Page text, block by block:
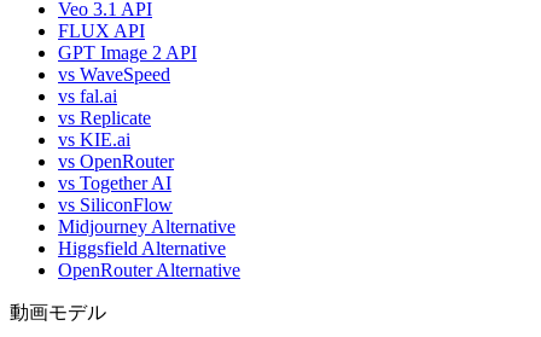
Veo 3.1 API
FLUX API
GPT Image 2 API
vs WaveSpeed
vs fal.ai
vs Replicate
vs KIE.ai
vs OpenRouter
vs Together AI
vs SiliconFlow
Midjourney Alternative
Higgsfield Alternative
OpenRouter Alternative
動画モデル